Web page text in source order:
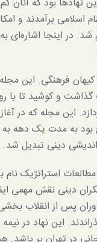
نهادها بود که آنان
اسلامی برآمدند و
شد. در اینجا اشاره‌ای
و کوشید تا با
این مجله که در
بود به مدت یک دهه
دینی تبدیل شد.
استراتژیک
دینی نقش مهمی
پس از انقلاب